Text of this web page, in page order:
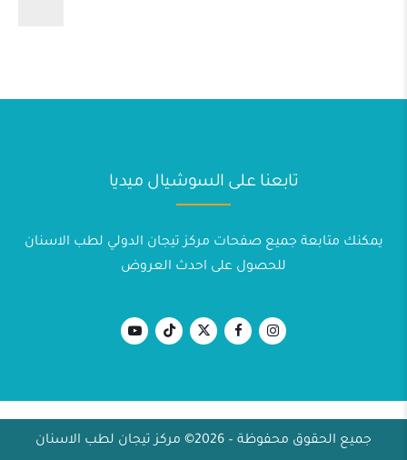
تابعنا على السوشيال ميديا
يمكنك متابعة جميع صفحات مركز تيجان الدولي لطب الاسنان
للحصول على احدث العروض
جميع الحقوق محفوظة – 2026© مركز تيجان لطب الاسنان